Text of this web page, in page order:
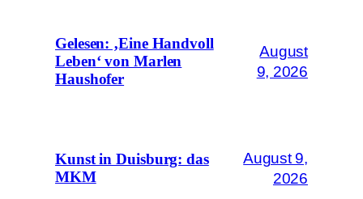
Gelesen: ‚Eine Handvoll
Leben‘ von Marlen
Haushofer
August
9, 2026
Kunst in Duisburg: das
MKM
August 9,
2026